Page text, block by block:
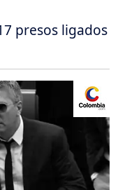
presos ligados